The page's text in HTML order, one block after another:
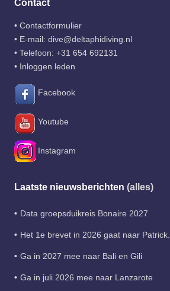
Contact
• Contactformulier
• E-mail: dive@deltaphidiving.nl
• Telefoon: +31 654 692131
• Inloggen leden
Facebook
Youtube
Instagram
Laatste nieuwsberichten (alles)
Data groepsduikreis Bonaire 2027
Het 1e brevet in 2026 gaat naar Patrick.
Ga in 2027 mee naar Bali en Gili
Ga in juli 2026 mee naar Lanzarote